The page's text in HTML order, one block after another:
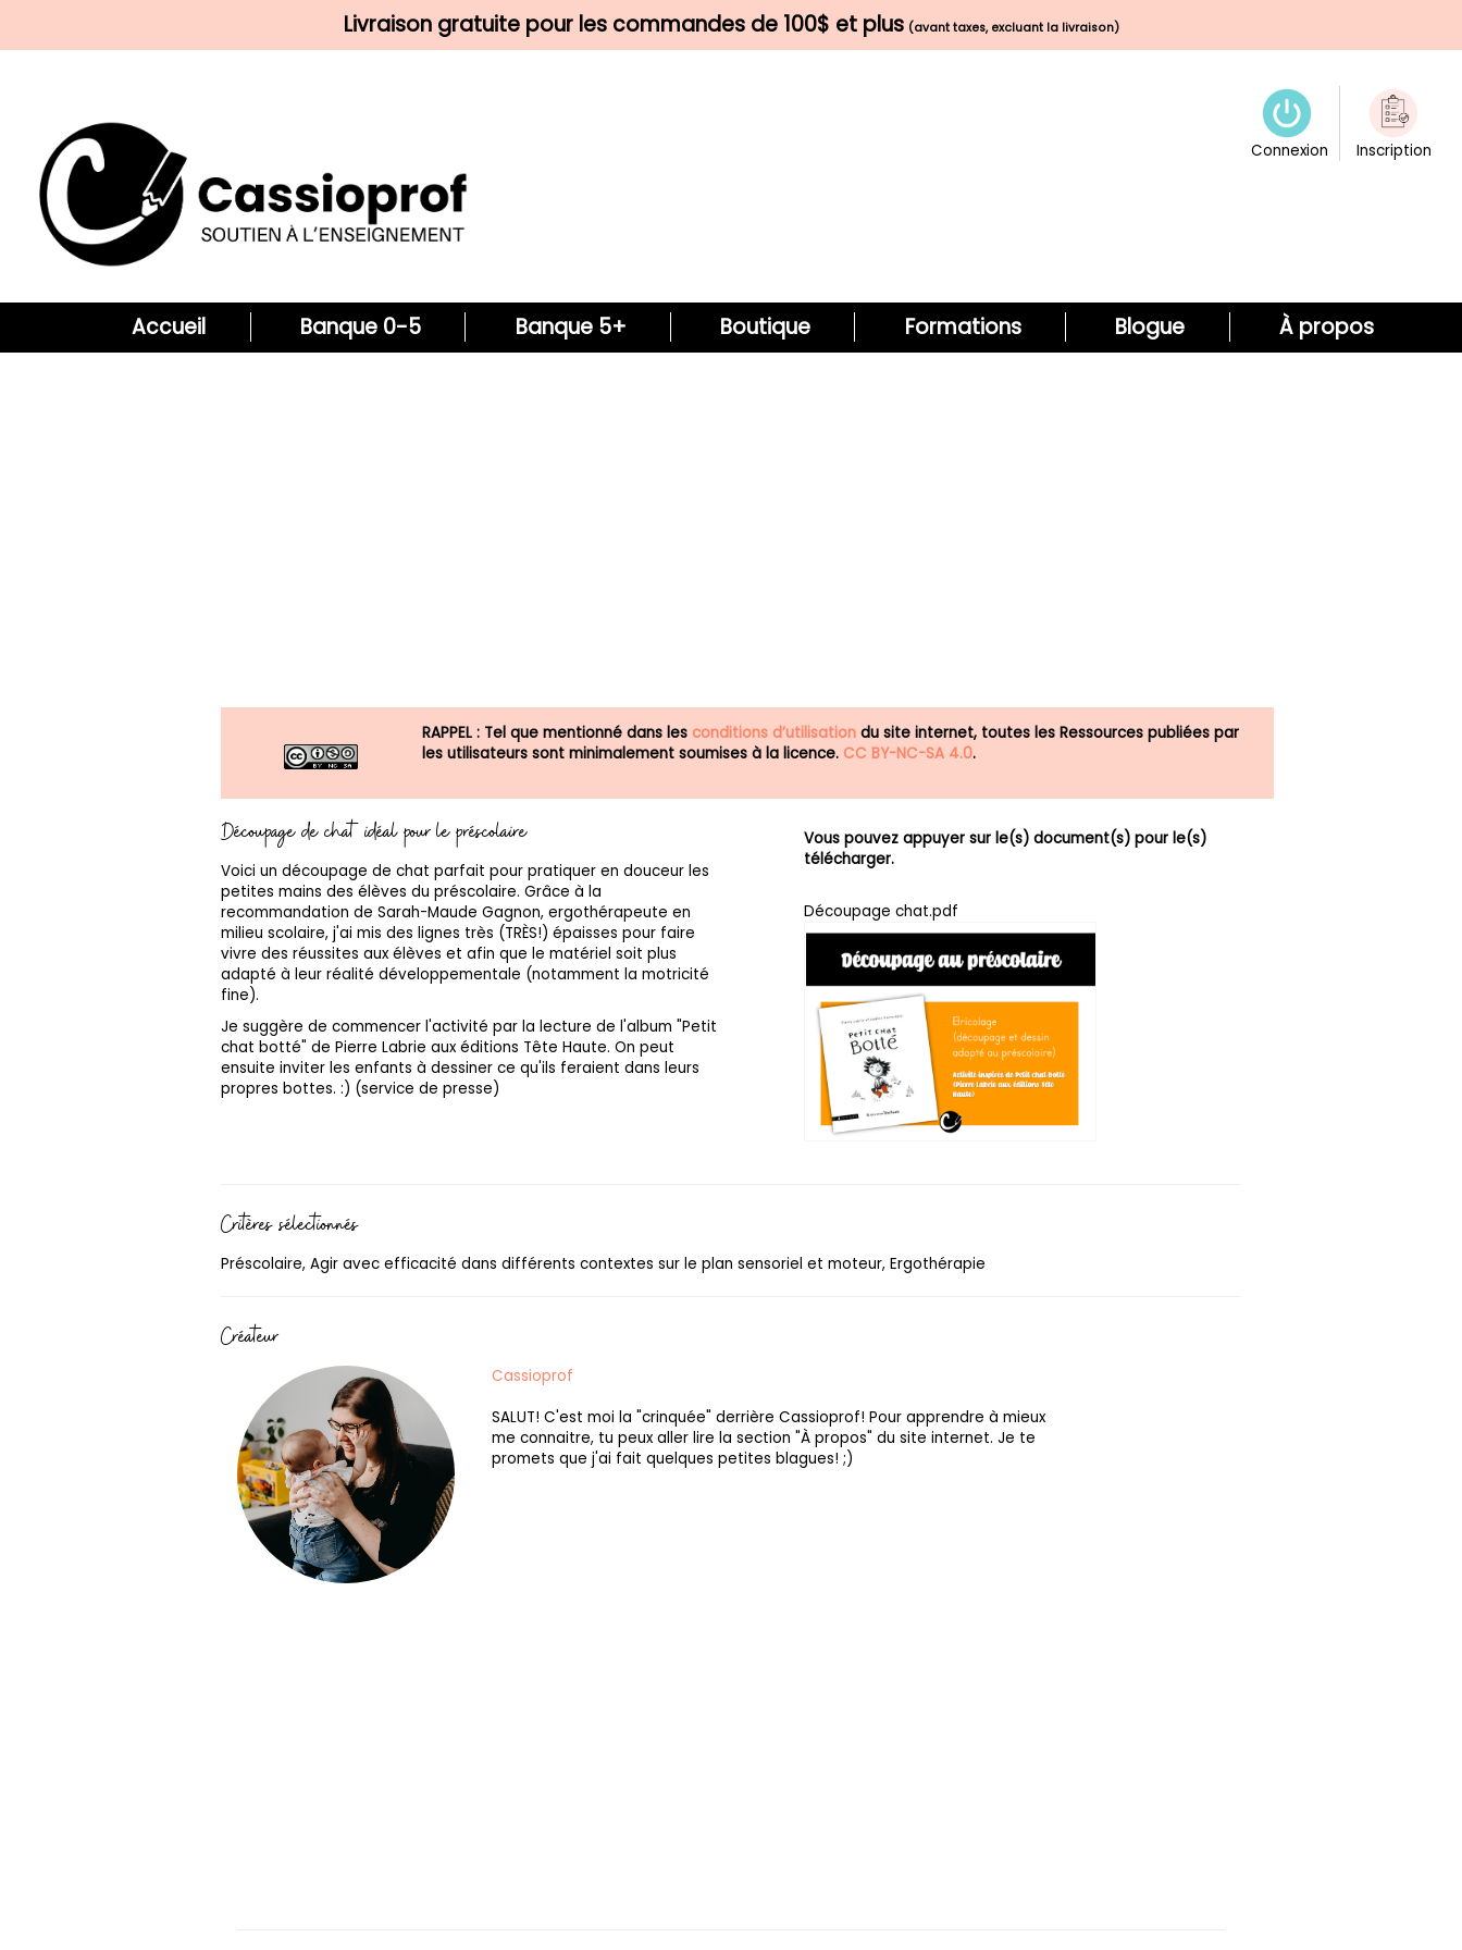
Livraison gratuite pour les commandes de 100$ et plus (avant taxes, excluant la livraison)
Connexion Inscription
Accueil Banque 0-5 Banque 5+ Boutique Formations Blogue À propos
RAPPEL : Tel que mentionné dans les conditions d’utilisation du site internet, toutes les Ressources publiées par
les utilisateurs sont minimalement soumises à la licence. CC BY-NC-SA 4.0.
Découpage de chat idéal pour le préscolaire
Voici un découpage de chat parfait pour pratiquer en douceur les
petites mains des élèves du préscolaire. Grâce à la
recommandation de Sarah-Maude Gagnon, ergothérapeute en
milieu scolaire, j'ai mis des lignes très (TRÈS!) épaisses pour faire
vivre des réussites aux élèves et afin que le matériel soit plus
adapté à leur réalité développementale (notamment la motricité
fine).
Je suggère de commencer l'activité par la lecture de l'album "Petit
chat botté" de Pierre Labrie aux éditions Tête Haute. On peut
ensuite inviter les enfants à dessiner ce qu'ils feraient dans leurs
propres bottes. :) (service de presse)
Vous pouvez appuyer sur le(s) document(s) pour le(s)
télécharger.
Découpage chat.pdf
Critères sélectionnés
Préscolaire, Agir avec efficacité dans différents contextes sur le plan sensoriel et moteur, Ergothérapie
Créateur
Cassioprof
SALUT! C'est moi la "crinquée" derrière Cassioprof! Pour apprendre à mieux
me connaitre, tu peux aller lire la section "À propos" du site internet. Je te
promets que j'ai fait quelques petites blagues! ;)